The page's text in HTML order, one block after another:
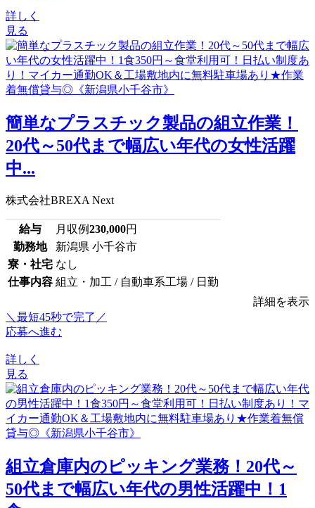
詳しく
見る
簡単なプラスチック製品の組立作業！
20代～50代まで幅広い年代の女性活躍
中...
株式会社BREXA Next
給与 月収例230,000円
勤務地
新潟県 小千谷市
寮・社宅 なし
仕事内容 組立・加工 / 自動車系工場 / 日勤
詳細を表示
＼最短45秒で完了／
応募へ進む
詳しく
見る
組立倉庫内のピッキング業務！20代～
50代まで幅広い年代の男性活躍中！1